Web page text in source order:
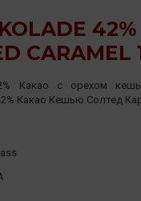
CARAMEL
Какао с орехом
Какао Кешью Солтед